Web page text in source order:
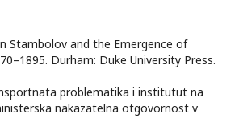
Stambolov and the Emergence of
Durham: Duke University Press.
problematika i institutut na
nakazatelna otgovornost v